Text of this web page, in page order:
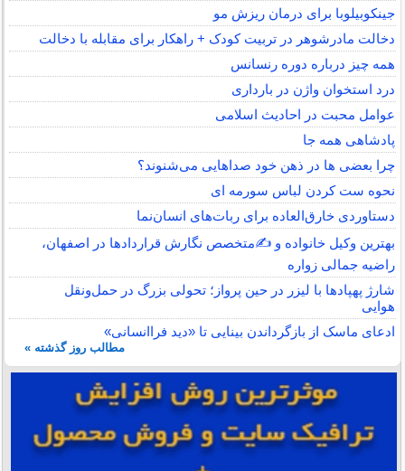
جینکوبیلوبا برای درمان ریزش مو
دخالت مادرشوهر در تربیت کودک + راهکار برای مقابله با دخالت
همه چیز درباره دوره رنسانس
درد استخوان واژن در بارداری
عوامل محبت در احادیث اسلامى
پادشاهی همه جا
چرا بعضی ها در ذهن خود صداهایی می‌شنوند؟
نحوه ست کردن لباس سورمه ای
دستاوردی خارق‌العاده برای ربات‌های انسان‌نما
بهترین وکیل خانواده و ✍️متخصص نگارش قراردادها در اصفهان،
راضیه جمالی زواره
شارژ پهپادها با لیزر در حین پرواز؛ تحولی بزرگ در حمل‌ونقل
هوایی
ادعای ماسک از بازگرداندن بینایی تا «دید فراانسانی»
مطالب روز گذشته »